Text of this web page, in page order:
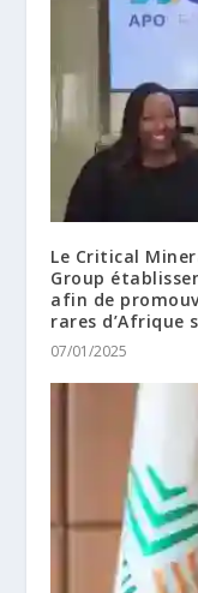
Le Critical
Group
afin de
rares d’Afrique
07/01/2025